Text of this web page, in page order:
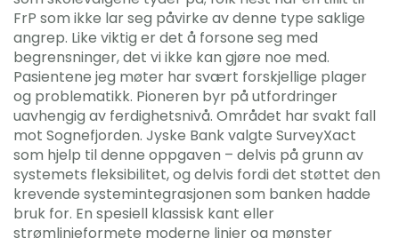
FrP som ikke lar seg påvirke av denne type saklige
angrep. Like viktig er det å forsone seg med
begrensninger, det vi ikke kan gjøre noe med.
Pasientene jeg møter har svært forskjellige plager
og problematikk. Pioneren byr på utfordringer
uavhengig av ferdighetsnivå. Området har svakt fall
mot Sognefjorden. Jyske Bank valgte SurveyXact
som hjelp til denne oppgaven – delvis på grunn av
systemets fleksibilitet, og delvis fordi det støttet den
krevende systemintegrasjonen som banken hadde
bruk for. En spesiell klassisk kant eller
strømlinjeformete moderne linjer og mønster